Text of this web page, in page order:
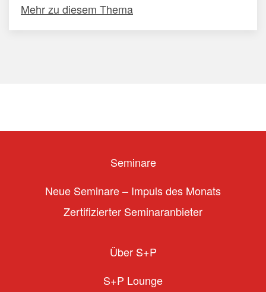
Mehr zu diesem Thema
Seminare
Neue Seminare – Impuls des Monats
Zertifizierter Seminaranbieter
Über S+P
S+P Lounge